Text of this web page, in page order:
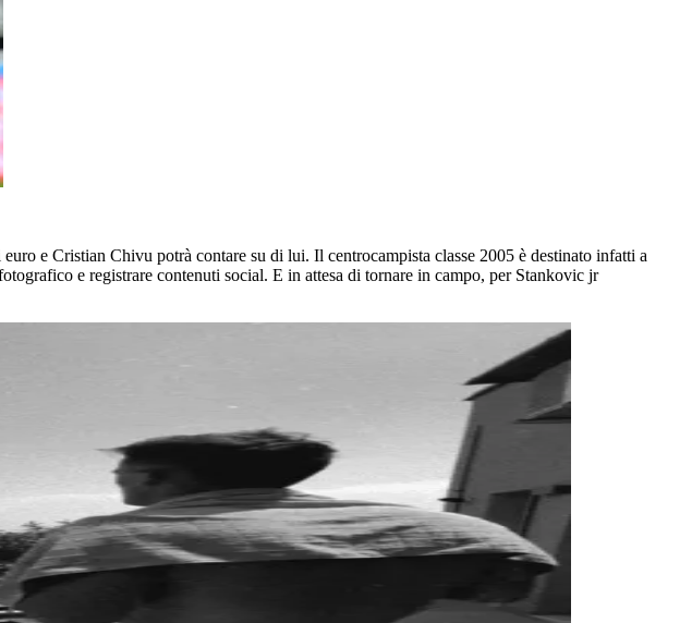
e Cristian Chivu potrà contare su di lui. Il centrocampista classe 2005 è destinato infatti a
e registrare contenuti social. E in attesa di tornare in campo, per Stankovic jr